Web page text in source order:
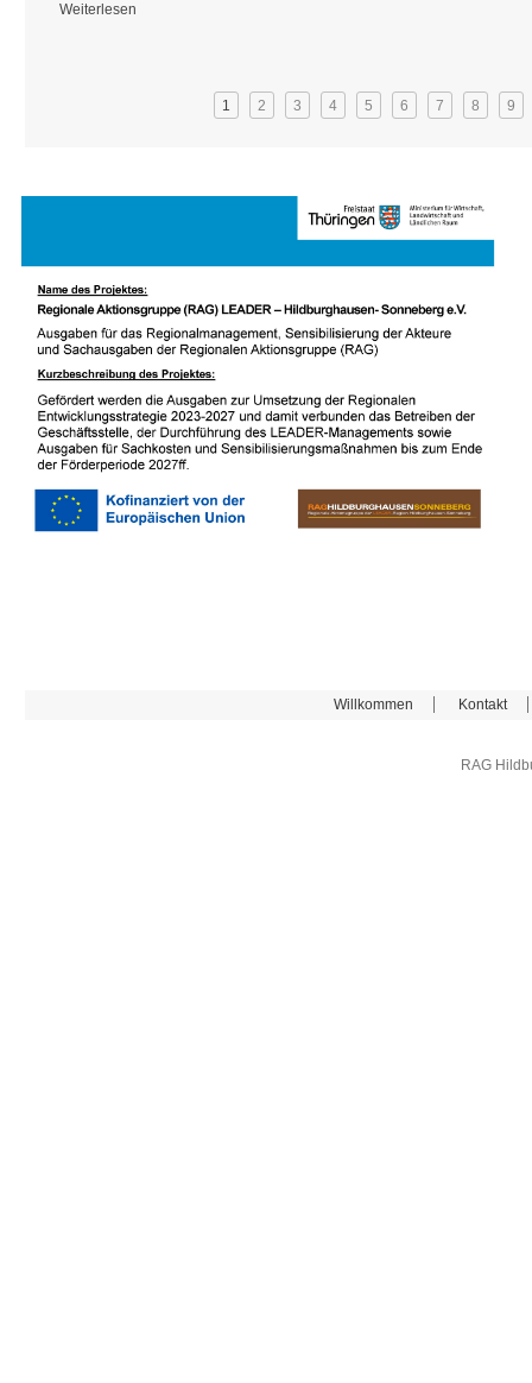
Weiterlesen
1 2 3 4 5 6 7 8 9
Willkommen Kontakt
RAG